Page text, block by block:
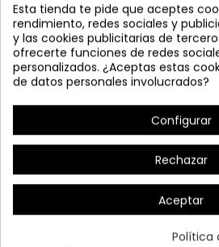
Detalles del
Esta tienda te pide que aceptes
rendimiento, redes sociales y
y las cookies publicitarias de
ofrecerte funciones de redes
personalizados. ¿Aceptas estas
de datos personales involucrados?
Configurar
Rechazar
Aceptar
Política